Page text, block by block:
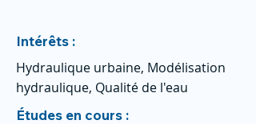
Intérêts :
Hydraulique urbaine, Modélisation
hydraulique, Qualité de l'eau
Études en cours :